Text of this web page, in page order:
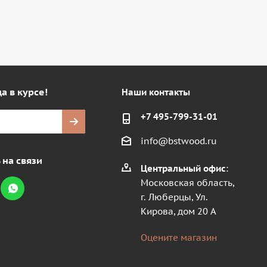
в курсе!
связи
Наши контакты
+7 495-799-31-01
info@bstwood.ru
Центральный офис:
Московская область,
г. Люберцы, Ул.
Кирова, дом 20 А
Оцените магазин